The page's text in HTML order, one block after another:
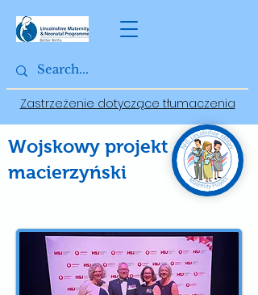
Zastrzeżenie dotyczące tłumaczenia
Wojskowy projekt
macierzyński